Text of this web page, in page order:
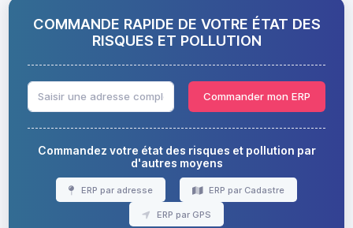
COMMANDE RAPIDE DE VOTRE ÉTAT DES
RISQUES ET POLLUTION
Commander mon ERP
Commandez votre état des risques et pollution par
d'autres moyens
ERP par adresse ERP par Cadastre
ERP par GPS